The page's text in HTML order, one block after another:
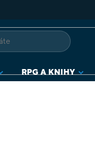
RPG A KNIHY